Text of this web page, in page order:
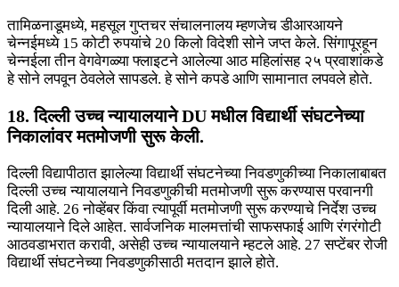
तामिळनाडूमध्ये, महसूल गुप्तचर संचालनालय म्हणजेच डीआरआयने
चेन्नईमध्ये 15 कोटी रुपयांचे 20 किलो विदेशी सोने जप्त केले. सिंगापूरहून
चेन्नईला तीन वेगवेगळ्या फ्लाइटने आलेल्या आठ महिलांसह २५ प्रवाशांकडे
हे सोने लपवून ठेवलेले सापडले. हे सोने कपडे आणि सामानात लपवले होते.
18. दिल्ली उच्च न्यायालयाने DU मधील विद्यार्थी संघटनेच्या
निकालांवर मतमोजणी सुरू केली.
दिल्ली विद्यापीठात झालेल्या विद्यार्थी संघटनेच्या निवडणुकीच्या निकालाबाबत
दिल्ली उच्च न्यायालयाने निवडणुकीची मतमोजणी सुरू करण्यास परवानगी
दिली आहे. 26 नोव्हेंबर किंवा त्यापूर्वी मतमोजणी सुरू करण्याचे निर्देश उच्च
न्यायालयाने दिले आहेत. सार्वजनिक मालमत्तांची साफसफाई आणि रंगरंगोटी
आठवडाभरात करावी, असेही उच्च न्यायालयाने म्हटले आहे. 27 सप्टेंबर रोजी
विद्यार्थी संघटनेच्या निवडणुकीसाठी मतदान झाले होते.